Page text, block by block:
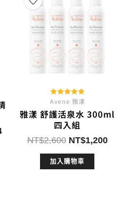
目
評分
5.00
滿分 5
Avene 雅漾
雅漾 舒護活泉水 300ml
四入組
NT$2,600 原
價
NT$1,200目
加入購物車